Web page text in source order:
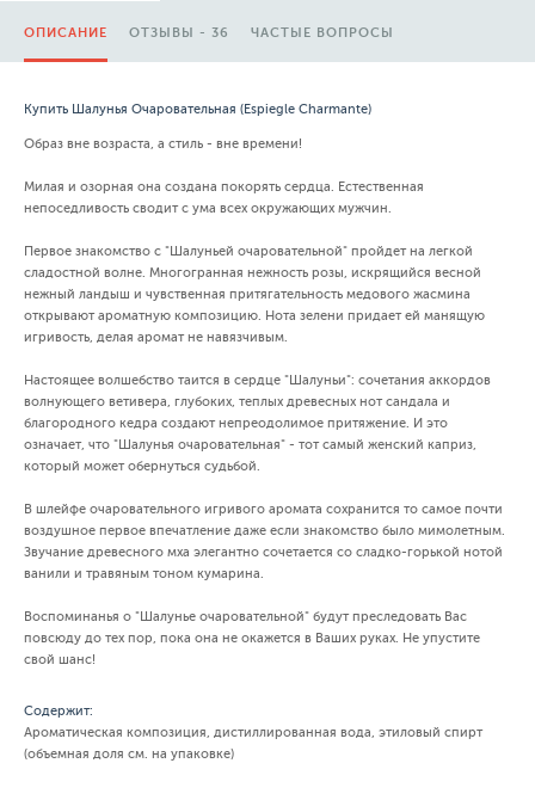
ОПИСАНИЕ ОТЗЫВЫ - 36 ЧАСТЫЕ ВОПРОСЫ
Купить Шалунья Очаровательная (Espiegle Charmante)
Образ вне возраста, а стиль - вне времени!
Милая и озорная она создана покорять сердца. Естественная
непоседливость сводит с ума всех окружающих мужчин.
Первое знакомство с "Шалуньей очаровательной" пройдет на легкой
сладостной волне. Многогранная нежность розы, искрящийся весной
нежный ландыш и чувственная притягательность медового жасмина
открывают ароматную композицию. Нота зелени придает ей манящую
игривость, делая аромат не навязчивым.
Настоящее волшебство таится в сердце "Шалуньи": сочетания аккордов
волнующего ветивера, глубоких, теплых древесных нот сандала и
благородного кедра создают непреодолимое притяжение. И это
означает, что "Шалунья очаровательная" - тот самый женский каприз,
который может обернуться судьбой.
В шлейфе очаровательного игривого аромата сохранится то самое почти
воздушное первое впечатление даже если знакомство было мимолетным.
Звучание древесного мха элегантно сочетается со сладко-горькой нотой
ванили и травяным тоном кумарина.
Воспоминанья о "Шалунье очаровательной" будут преследовать Вас
повсюду до тех пор, пока она не окажется в Ваших руках. Не упустите
свой шанс!
Содержит:
Ароматическая композиция, дистиллированная вода, этиловый спирт
(объемная доля см. на упаковке)